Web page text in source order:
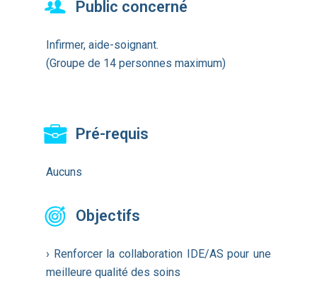
Public concerné
Infirmer, aide-soignant.
(Groupe de 14 personnes maximum)
Pré-requis
Aucuns
Objectifs
› Renforcer la collaboration IDE/AS pour une
meilleure qualité des soins